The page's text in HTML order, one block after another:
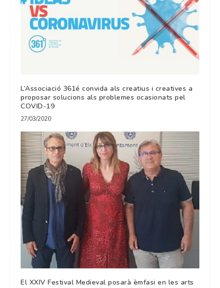
L’Associació 361é convida als creatius i creatives a
proposar solucions als problemes ocasionats pel
COVID-19
27/03/2020
El XXIV Festival Medieval posarà èmfasi en les arts